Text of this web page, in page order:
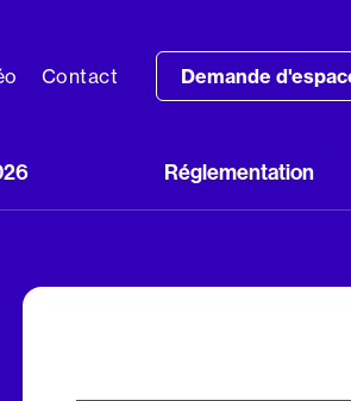
Contact Demande
Réglementation